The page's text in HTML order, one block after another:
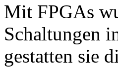
Mit FPGAs
Schaltungen
gestatten sie